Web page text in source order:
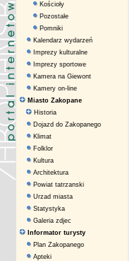
Kościoły
Pozostałe
Pomniki
Kalendarz wydarzeń
Imprezy kulturalne
Imprezy sportowe
Kamera na Giewont
Kamery on-line
Miasto Zakopane
Historia
Dojazd do Zakopanego
Klimat
Folklor
Kultura
Architektura
Powiat tatrzanski
Urzad miasta
Statystyka
Galeria zdjec
Informator turysty
Plan Zakopanego
Apteki